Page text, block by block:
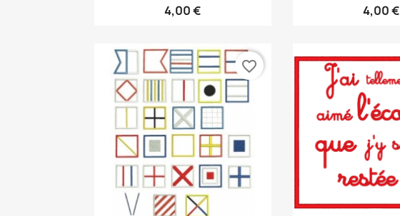
4,00 € 4,00 €
favorite_border